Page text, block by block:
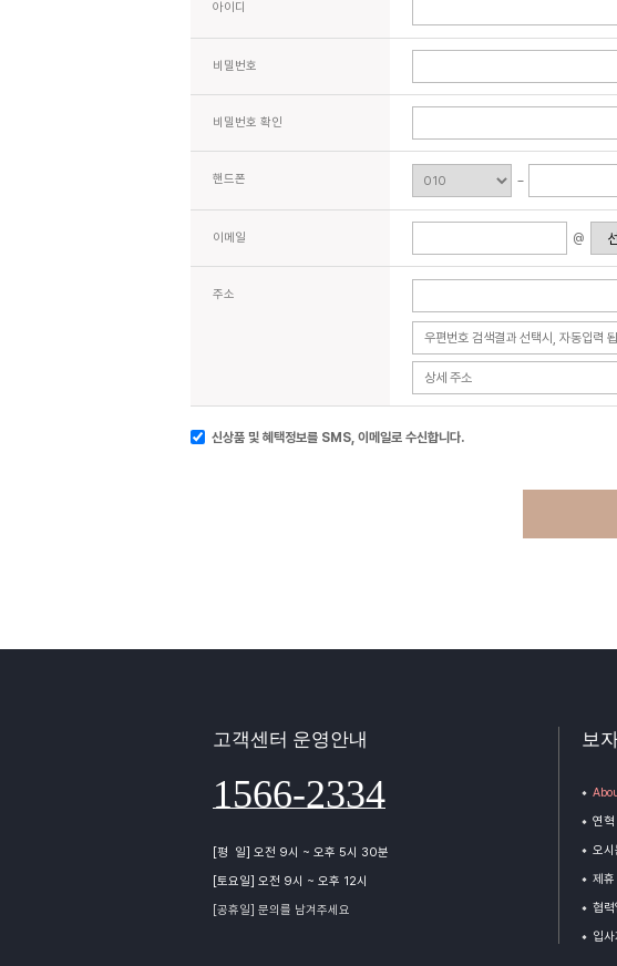
아이디
비밀번호
비밀번호 확인
핸드폰
이메일 @
주소
신상품 및 혜택정보를 SMS, 이메일로 수신합니다.
고객센터 운영안내
1566-2334
[평 일] 오전 9시 ~ 오후 5시 30분
[토요일] 오전 9시 ~ 오후 12시
[공휴일] 문의를 남겨주세요
보
연혁
오시
제휴
협
입사